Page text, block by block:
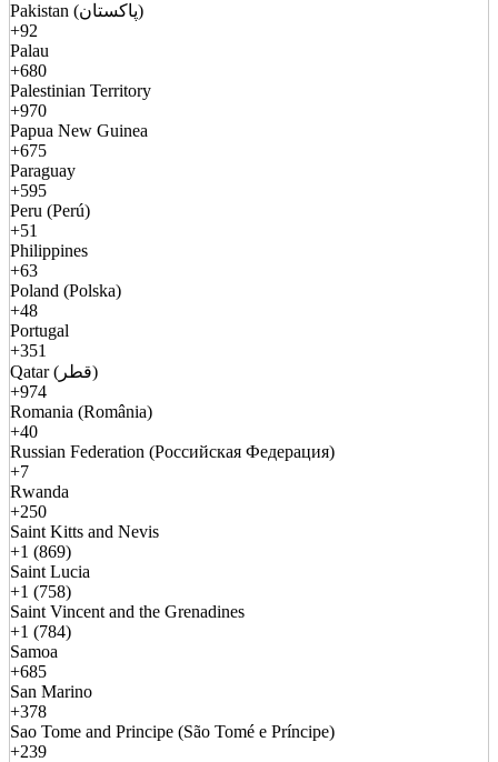
Pakistan (پاکستان)
+92
Palau
+680
Palestinian Territory
+970
Papua New Guinea
+675
Paraguay
+595
Peru (Perú)
+51
Philippines
+63
Poland (Polska)
+48
Portugal
+351
Qatar (قطر)
+974
Romania (România)
+40
Russian Federation (Российская Федерация)
+7
Rwanda
+250
Saint Kitts and Nevis
+1 (869)
Saint Lucia
+1 (758)
Saint Vincent and the Grenadines
+1 (784)
Samoa
+685
San Marino
+378
Sao Tome and Principe (São Tomé e Príncipe)
+239